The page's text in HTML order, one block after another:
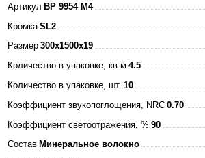
Артикул BP 9954 M4
Кромка SL2
Размер 300x1500x19
Количество в упаковке, кв.м 4.5
Количество в упаковке, шт. 10
Коэффициент звукопоглощения, NRC 0.70
Коэффициент светоотражения, % 90
Состав Минеральное волокно